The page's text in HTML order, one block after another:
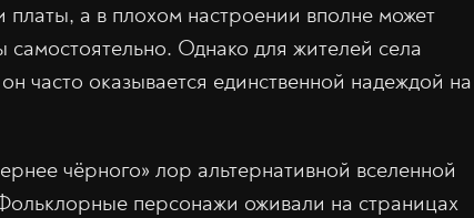
а в плохом настроении вполне может
Однако для жителей села
часто оказывается единственной надеждой на
чёрного» лор альтернативной вселенной
персонажи оживали на страницах